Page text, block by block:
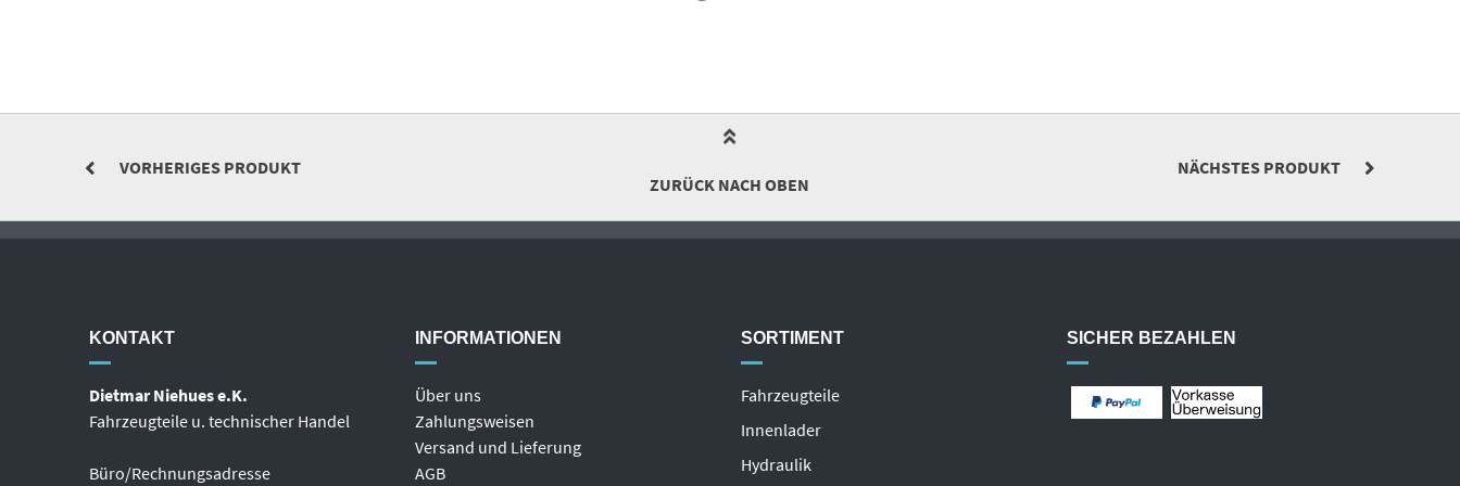
VORHERIGES PRODUKT
NÄCHSTES PRODUKT
ZURÜCK NACH OBEN
KONTAKT
Dietmar Niehues e.K.
Fahrzeugteile u. technischer Handel
Büro/Rechnungsadresse
INFORMATIONEN
Über uns
Zahlungsweisen
Versand und Lieferung
AGB
SORTIMENT
Fahrzeugteile
Innenlader
Hydraulik
SICHER BEZAHLEN